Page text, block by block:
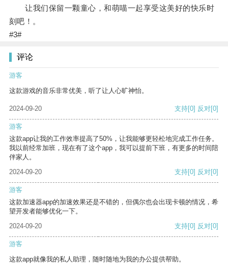
让我们保留一颗童心，和萌喵一起享受这美好的快乐时
刻吧！。
#3#
评论
游客
这款游戏的音乐非常优美，听了让人心旷神怡。
2024-09-20 支持[0] 反对[0]
游客
这款app让我的工作效率提高了50%，让我能够更轻松地完成工作任务。
我以前经常加班，现在有了这个app，我可以提前下班，有更多的时间陪
伴家人。
2024-09-20
支持[0] 反对[0]
游客
这款加速器app的加速效果还是不错的，但偶尔也会出现卡顿的情况，希
望开发者能够优化一下。
2024-09-20
支持[0] 反对[0]
游客
这款app就像我的私人助理，随时随地为我的办公提供帮助。